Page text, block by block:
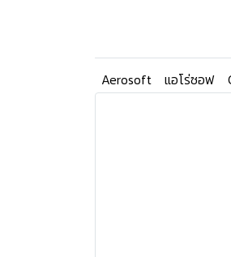
Aerosoft แอโร่ซอฟ